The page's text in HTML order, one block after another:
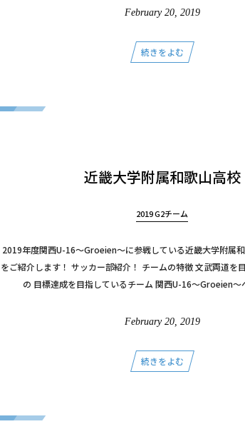
February 20, 2019
続きをよむ
近畿大学附属和歌山高校
2019 G2チーム
2019年度関西U-16～Groeien～に参戦している近畿大学附属
をご紹介します！ サッカー部紹介！ チームの特徴 文武両道を
の 目標達成を目指しているチーム 関西U-16～Groeien～
February 20, 2019
続きをよむ